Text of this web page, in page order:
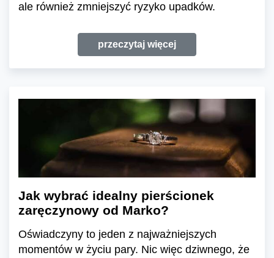
ale również zmniejszyć ryzyko upadków.
przeczytaj więcej
Jak wybrać idealny pierścionek
zaręczynowy od Marko?
Oświadczyny to jeden z najważniejszych
momentów w życiu pary. Nic więc dziwnego, że